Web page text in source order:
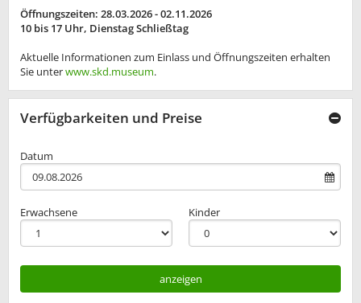
Öffnungszeiten: 28.03.2026 - 02.11.2026
10 bis 17 Uhr, Dienstag Schließtag
Aktuelle Informationen zum Einlass und Öffnungszeiten erhalten
Sie unterwww.skd.museum.
Verfügbarkeiten und Preise
Datum
Erwachsene Kinder
anzeigen